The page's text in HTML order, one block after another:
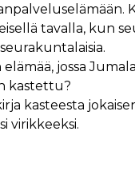
tavalla, kun
elämää, jossa
kastettu?
kasteesta
virikkeeksi.